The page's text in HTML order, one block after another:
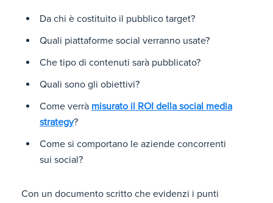
Da chi è costituito il pubblico target?
Quali piattaforme social verranno usate?
Che tipo di contenuti sarà pubblicato?
Quali sono gli obiettivi?
Come verrà misurato il ROI della social media
strategy?
Come si comportano le aziende concorrenti
sui social?
Con un documento scritto che evidenzi i punti